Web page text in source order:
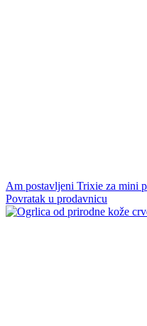
Am postavljeni Trixie za mini
Povratak u prodavnicu